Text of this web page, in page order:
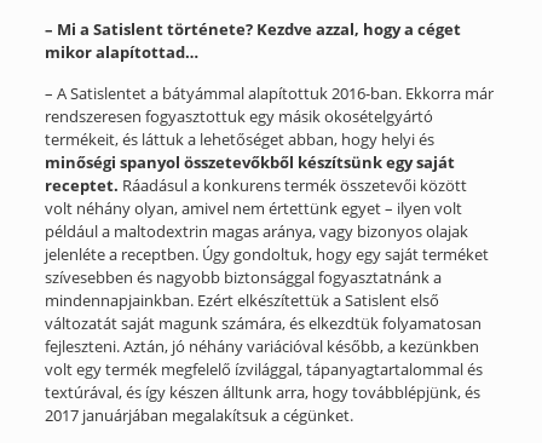
– Mi a Satislent története? Kezdve azzal, hogy a céget
mikor alapítottad…
– A Satislentet a bátyámmal alapítottuk 2016-ban. Ekkorra már
rendszeresen fogyasztottuk egy másik okosételgyártó
termékeit, és láttuk a lehetőséget abban, hogy helyi és
minőségi spanyol összetevőkből készítsünk egy saját
receptet. Ráadásul a konkurens termék összetevői között
volt néhány olyan, amivel nem értettünk egyet – ilyen volt
például a maltodextrin magas aránya, vagy bizonyos olajak
jelenléte a receptben. Úgy gondoltuk, hogy egy saját terméket
szívesebben és nagyobb biztonsággal fogyasztatnánk a
mindennapjainkban. Ezért elkészítettük a Satislent első
változatát saját magunk számára, és elkezdtük folyamatosan
fejleszteni. Aztán, jó néhány variációval később, a kezünkben
volt egy termék megfelelő ízvilággal, tápanyagtartalommal és
textúrával, és így készen álltunk arra, hogy továbblépjünk, és
2017 januárjában megalakítsuk a cégünket.